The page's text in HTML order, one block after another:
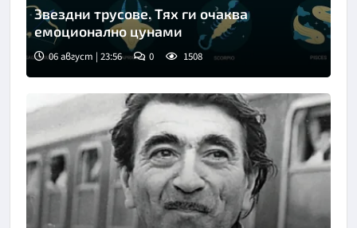
Снимка: Freepik
Звездни трусове. Тях ги очаква
емоционално цунами
06 август | 23:56 0 1508